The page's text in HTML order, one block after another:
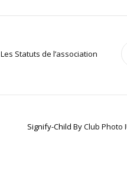
Les Statuts de l’association
Signify-Child ByClub Photo